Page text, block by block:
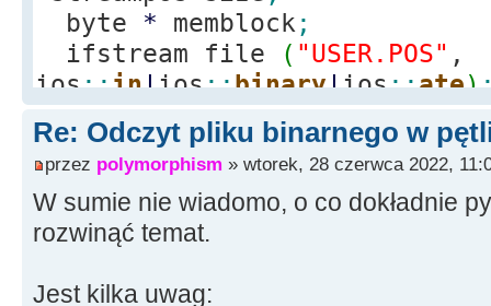
byte * memblock ;
ifstream file
( "USER.POS" ,
ios::in|ios::binary|ios::ate)
if (file.is_open())
{
size=file.tellg();
memblock= new char [
file.
file.
Re: Odczyt pliku binarnego w
przez polymorphism » wtorek, 28 czerwca 2022,
W sumie nie wiadomo, o co dokładnie
rozwinąć temat.
Jest kilka uwag: